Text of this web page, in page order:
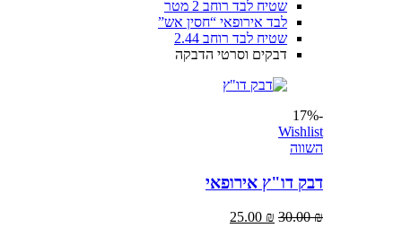
שטיח לבד רוחב 2 מטר
לבד אירופאי “חסין אש”
שטיח לבד רוחב 2.44
דבקים וסרטי הדבקה
Wishlist
דבק דו"ץ אירופאי
30.00
25.00₪